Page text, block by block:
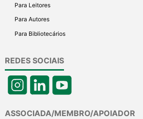
Para Leitores
Para Autores
Para Bibliotecários
REDES SOCIAIS
ASSOCIADA/MEMBRO/APOIADOR